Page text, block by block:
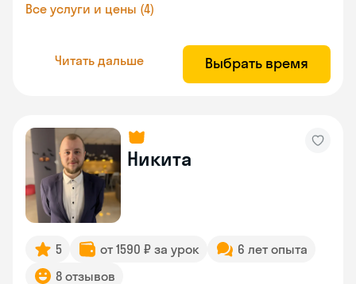
Все услуги и цены (4)
Читать дальше Выбрать время
Никита
5 от 1590 ₽ за урок
6 лет опыта
8 отзывов